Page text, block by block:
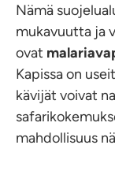
Nämä
mukavuutta ja
ovat
Kapissa on
kävijät voivat
mahdollisuus